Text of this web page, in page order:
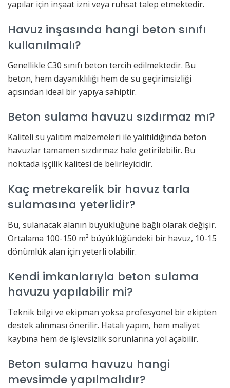
yapılar için inşaat izni veya ruhsat talep etmektedir.
Havuz inşasında hangi beton sınıfı
kullanılmalı?
Genellikle C30 sınıfı beton tercih edilmektedir. Bu
beton, hem dayanıklılığı hem de su geçirimsizliği
açısından ideal bir yapıya sahiptir.
Beton sulama havuzu sızdırmaz mı?
Kaliteli su yalıtım malzemeleri ile yalıtıldığında beton
havuzlar tamamen sızdırmaz hale getirilebilir. Bu
noktada işçilik kalitesi de belirleyicidir.
Kaç metrekarelik bir havuz tarla
sulamasına yeterlidir?
Bu, sulanacak alanın büyüklüğüne bağlı olarak değişir.
Ortalama 100-150 m² büyüklüğündeki bir havuz, 10-15
dönümlük alan için yeterli olabilir.
Kendi imkanlarıyla beton sulama
havuzu yapılabilir mi?
Teknik bilgi ve ekipman yoksa profesyonel bir ekipten
destek alınması önerilir. Hatalı yapım, hem maliyet
kaybına hem de işlevsizlik sorunlarına yol açabilir.
Beton sulama havuzu hangi
mevsimde yapılmalıdır?